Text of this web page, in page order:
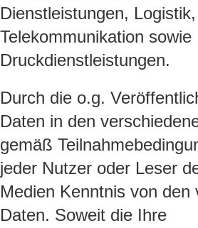
Dienstleistungen, Logistik,
Telekommunikation sowie
Druckdienstleistungen.
Durch die o.g.
Daten in den
gemäß
jeder Nutzer oder Leser
Medien Kenntnis von den
Daten. Soweit die Ihre